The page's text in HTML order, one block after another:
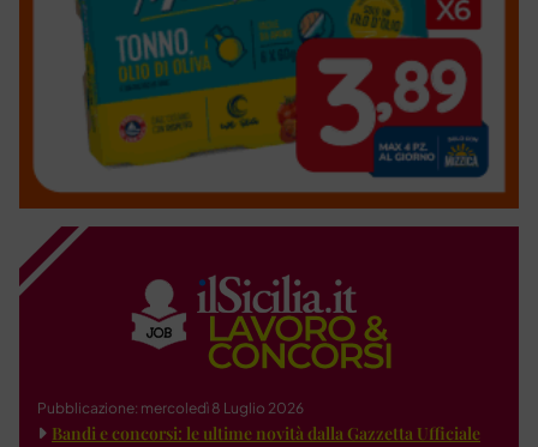
Pubblicazione: mercoledì 8 Luglio 2026
Bandi e concorsi: le ultime novità dalla Gazzetta Ufficiale